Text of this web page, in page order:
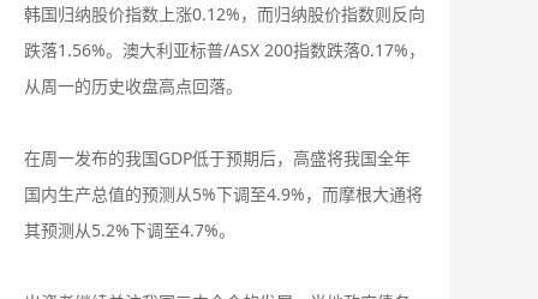
韩国归纳股价指数上涨0.12%，而归纳股价指数则反向
跌落1.56%。澳大利亚标普/ASX 200指数跌落0.17%，
从周一的历史收盘高点回落。
在周一发布的我国GDP低于预期后，高盛将我国全年
国内生产总值的预测从5%下调至4.9%，而摩根大通将
其预测从5.2%下调至4.7%。